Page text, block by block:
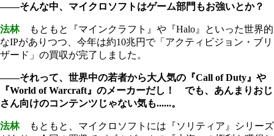
――そんな中、マイクロソフトはゲーム部門もお強いとか？
法林もともと『マインクラフト』や『Halo』といった世界的
なIPがありつつ、今年は約10兆円で「アクティビジョン・ブリ
ザード」の買収が完了しました。
――それって、世界中の若者から大人気の『Call of Duty』や
『World of Warcraft』のメーカーだし！ でも、あんまりおじ
さん向けのコンテンツじゃない気も......。
法林もともと、マイクロソフトには『ソリティア』シリーズ